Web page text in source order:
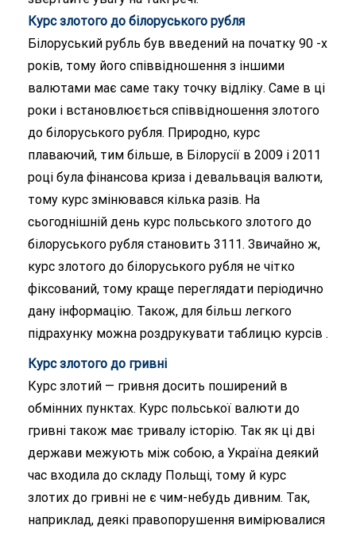
Курс злотого до білоруського рубля
Білоруський рубль був введений на початку 90 -х
років, тому його співвідношення з іншими
валютами має саме таку точку відліку. Саме в ці
роки і встановлюється співвідношення злотого
до білоруського рубля. Природно, курс
плаваючий, тим більше, в Білорусії в 2009 і 2011
році була фінансова криза і девальвація валюти,
тому курс змінювався кілька разів. На
сьогоднішній день курс польського злотого до
білоруського рубля становить 3111. Звичайно ж,
курс злотого до білоруського рубля не чітко
фіксований, тому краще переглядати періодично
дану інформацію. Також, для більш легкого
підрахунку можна роздрукувати таблицю курсів .
Курс злотого до гривні
Курс злотий — гривня досить поширений в
обмінних пунктах. Курс польської валюти до
гривні також має тривалу історію. Так як ці дві
держави межують між собою, а Україна деякий
час входила до складу Польщі, тому й курс
злотих до гривні не є чим-небудь дивним. Так,
наприклад, деякі правопорушення вимірювалися